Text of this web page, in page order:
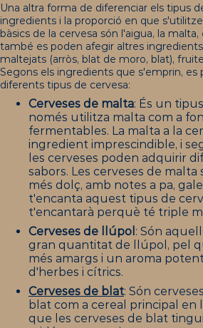
Una altra forma de diferenciar els tipus
ingredients i la proporció en que
bàsics de la cervesa són l'aigua, la
també es poden afegir altres
maltejats (arròs, blat de moro, blat),
Segons els ingredients que s'emprin, es
diferents tipus de cervesa:
Cerveses de malta: És un
només utilitza malta com a
fermentables. La malta a la
ingredient imprescindible, i
les cerveses poden adquirir
sabors. Les cerveses de
més dolç, amb notes a pa,
t'encanta aquest tipus de
t'encantarà perquè té triple
Cerveses de llúpol : Són
gran quantitat de llúpol, pel
més amargs i un aroma
d'herbes i cítrics.
Cerveses de blat: Són
blat com a cereal principal en
que les cerveses de blat